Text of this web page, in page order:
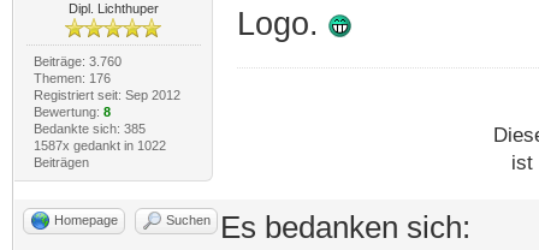
Dipl. Lichthuper
Beiträge: 3.760
Themen: 176
Registriert seit: Sep 2012
Bewertung: 8
Bedankte sich: 385
1587x gedankt in 1022
Beiträgen
Logo.
ist
Homepage Suchen Es bedanken sich: